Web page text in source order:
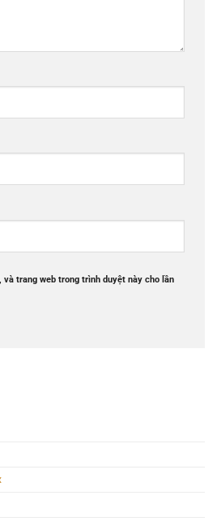
và trang web trong trình duyệt này cho lần